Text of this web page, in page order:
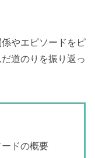
やエピソードをピ
道のりを振り返っ
ドの概要